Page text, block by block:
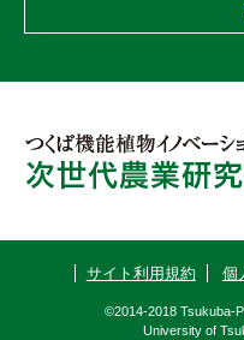
サイト利用規約 個
©2014-2018 Tsukuba-
University of